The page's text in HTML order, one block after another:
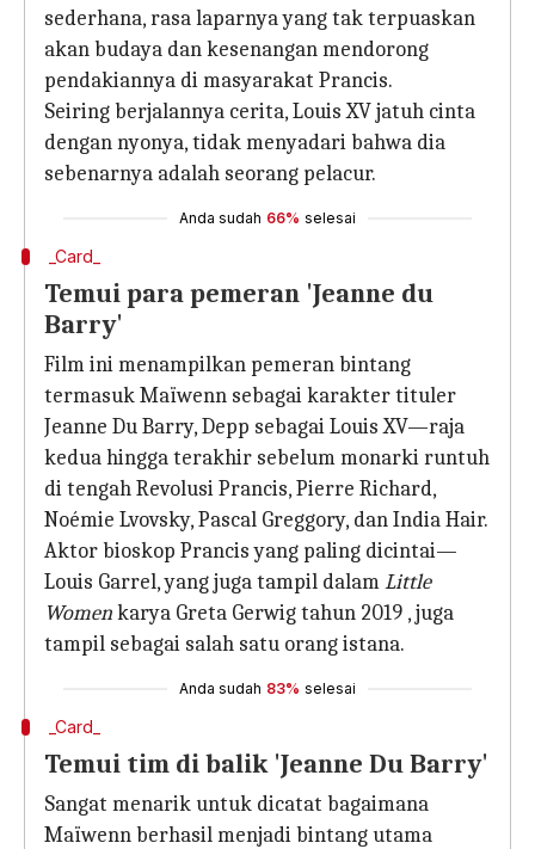
sederhana, rasa laparnya yang tak terpuaskan
akan budaya dan kesenangan mendorong
pendakiannya di masyarakat Prancis.
Seiring berjalannya cerita, Louis XV jatuh cinta
dengan nyonya, tidak menyadari bahwa dia
sebenarnya adalah seorang pelacur.
Anda sudah 66% selesai
_Card_
Temui para pemeran 'Jeanne du
Barry'
Film ini menampilkan pemeran bintang
termasuk Maïwenn sebagai karakter tituler
Jeanne Du Barry, Depp sebagai Louis XV—raja
kedua hingga terakhir sebelum monarki runtuh
di tengah Revolusi Prancis, Pierre Richard,
Noémie Lvovsky, Pascal Greggory, dan India Hair.
Aktor bioskop Prancis yang paling dicintai—
Louis Garrel, yang juga tampil dalamLittle
Womenkarya Greta Gerwig tahun 2019 , juga
tampil sebagai salah satu orang istana.
Anda sudah 83% selesai
_Card_
Temui tim di balik 'Jeanne Du Barry'
Sangat menarik untuk dicatat bagaimana
Maïwenn berhasil menjadi bintang utama